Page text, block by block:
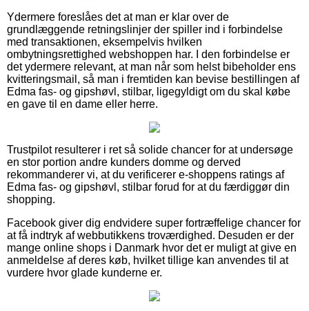
Ydermere foreslåes det at man er klar over de
grundlæggende retningslinjer der spiller ind i forbindelse
med transaktionen, eksempelvis hvilken
ombytningsrettighed webshoppen har. I den forbindelse er
det ydermere relevant, at man når som helst bibeholder ens
kvitteringsmail, så man i fremtiden kan bevise bestillingen af
Edma fas- og gipshøvl, stilbar, ligegyldigt om du skal købe
en gave til en dame eller herre.
Trustpilot resulterer i ret så solide chancer for at undersøge
en stor portion andre kunders domme og derved
rekommanderer vi, at du verificerer e-shoppens ratings af
Edma fas- og gipshøvl, stilbar forud for at du færdiggør din
shopping.
Facebook giver dig endvidere super fortræffelige chancer for
at få indtryk af webbutikkens troværdighed. Desuden er der
mange online shops i Danmark hvor det er muligt at give en
anmeldelse af deres køb, hvilket tillige kan anvendes til at
vurdere hvor glade kunderne er.